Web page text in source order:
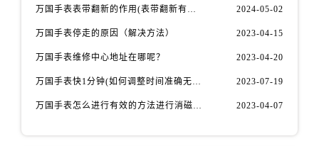
万国手表表带翻新的作用(表带翻新有什么用) 2024-05-02
万国手表停走的原因（解决方法） 2023-04-15
万国手表维修中心地址在哪呢？ 2023-04-20
万国手表快1分钟(如何调整时间准确无误) 2023-07-19
万国手表怎么进行有效的方法进行消磁呢(机械手表消磁) 2023-04-07